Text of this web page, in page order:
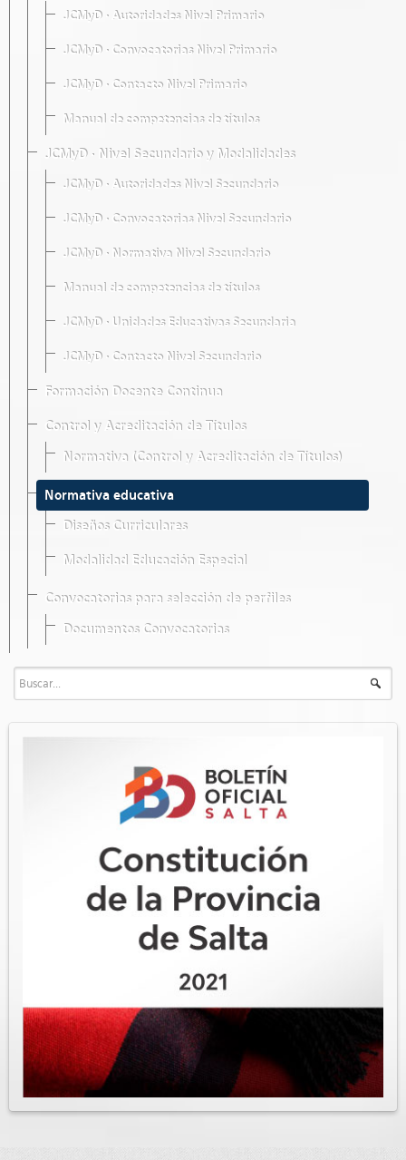
JCMyD · Autoridades Nivel Primario
JCMyD · Convocatorias Nivel Primario
JCMyD · Contacto Nivel Primario
Manual de competencias de títulos
JCMyD · Nivel Secundario y Modalidades
JCMyD · Autoridades Nivel Secundario
JCMyD · Convocatorias Nivel Secundario
JCMyD · Normativa Nivel Secundario
Manual de competencias de títulos
JCMyD · Unidades Educativas Secundaria
JCMyD · Contacto Nivel Secundario
Formación Docente Continua
Control y Acreditación de Títulos
Normativa (Control y Acreditación de Títulos)
Normativa educativa
Diseños Curriculares
Modalidad Educación Especial
Convocatorias para selección de perfiles
Documentos Convocatorias